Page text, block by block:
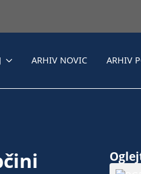
ARHIV NOVIC ARHIV